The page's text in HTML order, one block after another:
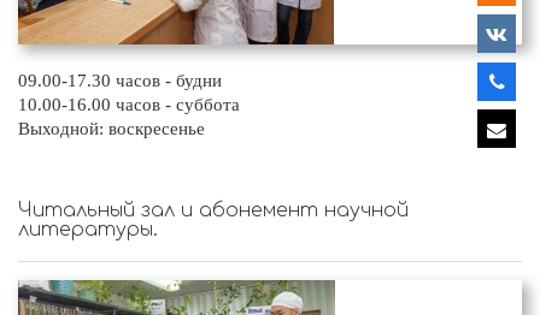
09.00-17.30 часов - будни
10.00-16.00 часов - суббота
Выходной: воскресенье
Читальный зал и абонемент научной
литературы.